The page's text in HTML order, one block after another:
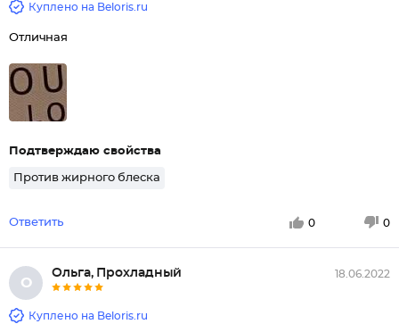
Куплено на Beloris.ru
Отличная
Подтверждаю свойства
Против жирного блеска
Ответить 0 0
О
Ольга, Прохладный 18.06.2022
Куплено на Beloris.ru